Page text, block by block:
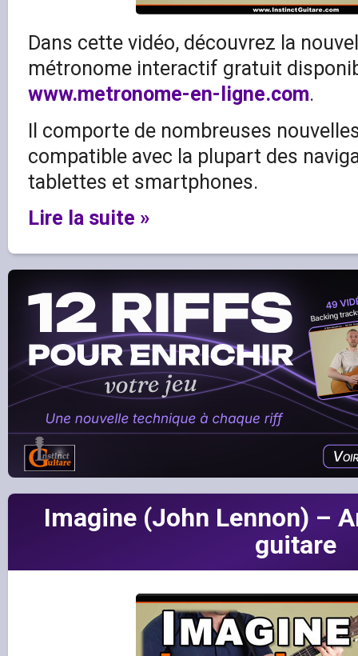
Dans cette vidéo, découvrez la
métronome interactif gratuit
www.metronome-en-ligne.com.
Il comporte de nombreuses
compatible avec la plupart des
tablettes et smartphones.
Lire la suite »
Imagine (John Lennon) –
guitare